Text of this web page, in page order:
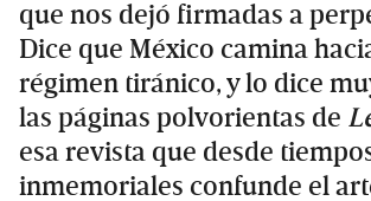
que nos dejó firmadas a
Dice que México camina
régimen tiránico, y lo dice
las páginas polvorientas de
esa revista que desde
inmemoriales confunde el